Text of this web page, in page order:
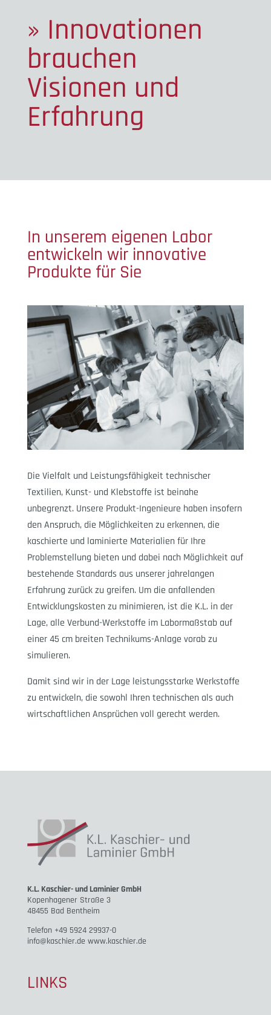
» Innovationen
brauchen
Visionen und
Erfahrung
In unserem eigenen Labor
entwickeln wir innovative
Produkte für Sie
Die Vielfalt und Leistungsfähigkeit technischer
Textilien, Kunst- und Klebstoffe ist beinahe
unbegrenzt. Unsere Produkt-Ingenieure haben insofern
den Anspruch, die Möglichkeiten zu erkennen, die
kaschierte und laminierte Materialien für Ihre
Problemstellung bieten und dabei nach Möglichkeit auf
bestehende Standards aus unserer jahrelangen
Erfahrung zurück zu greifen. Um die anfallenden
Entwicklungskosten zu minimieren, ist die K.L. in der
Lage, alle Verbund-Werkstoffe im Labormaßstab auf
einer 45 cm breiten Technikums-Anlage vorab zu
simulieren.
Damit sind wir in der Lage leistungsstarke Werkstoffe
zu entwickeln, die sowohl Ihren technischen als auch
wirtschaftlichen Ansprüchen voll gerecht werden.
K.L. Kaschier- und Laminier GmbH
Kopenhagener Straße 3
48455 Bad Bentheim
Telefon +49 5924 29937-0
info@kaschier.de www.kaschier.de
LINKS